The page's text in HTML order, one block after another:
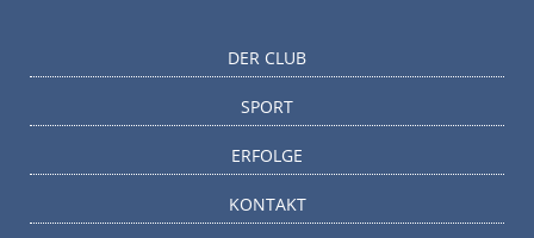
DER CLUB
SPORT
ERFOLGE
KONTAKT